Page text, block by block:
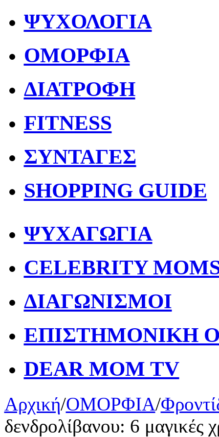
ΨΥΧΟΛΟΓΙΑ
ΟΜΟΡΦΙΑ
ΔΙΑΤΡΟΦΗ
FITNESS
ΣΥΝΤΑΓΕΣ
SHOPPING GUIDE
ΨΥΧΑΓΩΓΙΑ
CELEBRITY
ΔΙΑΓΩΝΙΣΜΟΙ
ΕΠΙΣΤΗΜΟΝΙΚΗ
DEAR MOM TV
Αρχική/ΟΜΟΡΦΙΑ/
δενδρολίβανου: 6 μαγικές